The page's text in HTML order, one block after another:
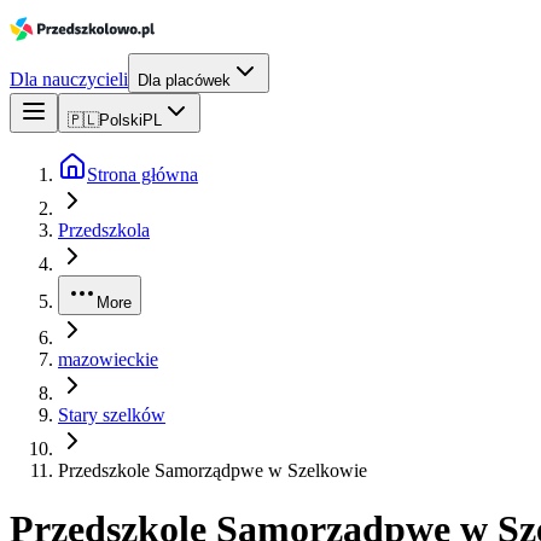
Dla nauczycieli Dla placówek
🇵🇱Polski PL
Strona główna
Przedszkola
More
mazowieckie
Stary szelków
Przedszkole Samorządpwe w Szelkowie
Przedszkole Samorządpwe w